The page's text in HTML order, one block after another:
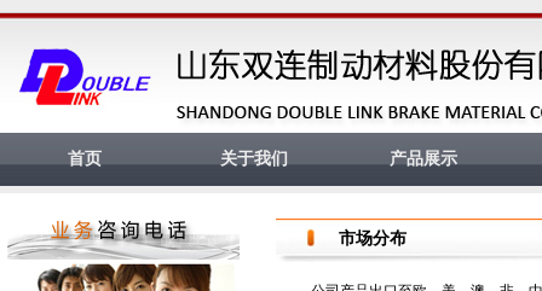
首页 关于我们 产品展示
市场分布